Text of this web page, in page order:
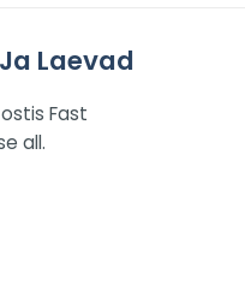
Laevad
Fast
all.